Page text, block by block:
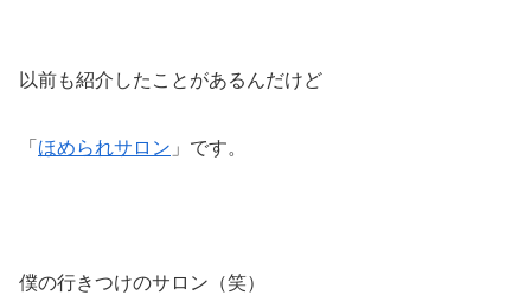
以前も紹介したことがあるんだけど
「 ほめられサロン 」です。
僕の行きつけのサロン（笑）